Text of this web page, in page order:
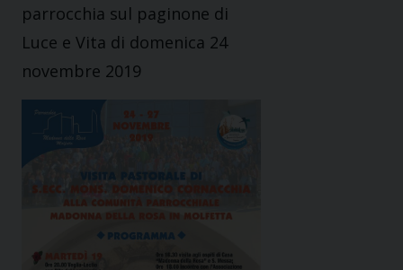
parrocchia sul paginone di
Luce e Vita di domenica 24
novembre 2019